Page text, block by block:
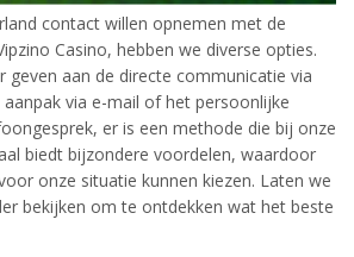
contact willen opnemen met de
Casino, hebben we diverse opties.
geven aan de directe communicatie via
via e-mail of het persoonlijke
er is een methode die bij onze
biedt bijzondere voordelen, waardoor
onze situatie kunnen kiezen. Laten we
bekijken om te ontdekken wat het beste